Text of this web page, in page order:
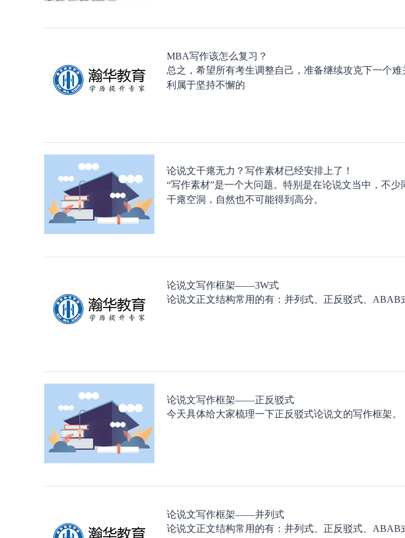
MBA写作该怎么复习？
总之，希望所有考生调整自己，准备继续攻克下一个
利属于坚持不懈的
论说文干瘪无力？写作素材已经安排上了！
“写作素材”是一个大问题。特别是在论说文当中，不
干瘪空洞，自然也不可能得到高分。
论说文写作框架——3W式
论说文正文结构常用的有：并列式、正反驳式、
论说文写作框架——正反驳式
今天具体给大家梳理一下正反驳式论说文的写作框架。
论说文写作框架——并列式
论说文正文结构常用的有：并列式、正反驳式、